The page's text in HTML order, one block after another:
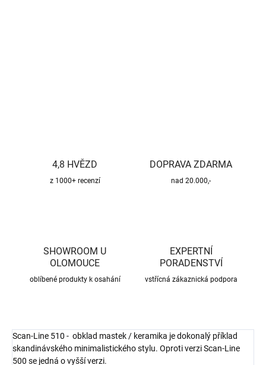
4,8 HVĚZD
z 1000+ recenzí
DOPRAVA ZDARMA
nad 20.000,-
SHOWROOM U
OLOMOUCE
oblíbené produkty k osahání
EXPERTNÍ
PORADENSTVÍ
vstřícná zákaznická podpora
Scan-Line 510 - obklad mastek / keramika je dokonalý příklad
skandinávského minimalistického stylu. Oproti verzi Scan-Line
500 se jedná o vyšší verzi.